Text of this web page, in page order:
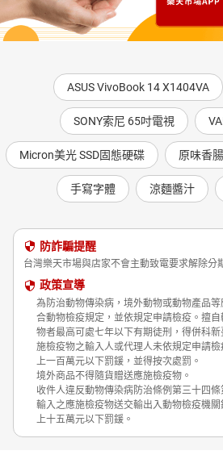
ASUS VivoBook 14 X1404VA
SONY索尼 65吋電視
Micron美光 SSD固態硬碟 原味香腸
手寫字體 涼麵醬汁
防詐騙提醒
台灣樂天市場與店家不會主動致電要求解除分
政策宣導
為防治動物傳染病，境外動物或動物產品
合動物檢疫規定，並依規定申請檢疫。擅
物者最高可處七年以下有期徒刑，得併科
施檢疫物之輸入人或代理人未依規定申請
上一百萬元以下罰鍰，並得按次處罰。
境外商品不得隨貨贈送應施檢疫物。
收件人違反動物傳染病防治條例第三十四
輸入之應施檢疫物送交輸出入動物檢疫機
上十五萬元以下罰鍰。